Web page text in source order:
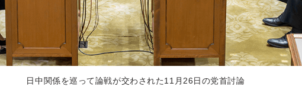
日中関係を巡って論戦が交わされた11月26日の党首討論